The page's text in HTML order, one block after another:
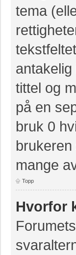
tema
tittel og
på en
bruk 0
mange
Topp
Hvorfor